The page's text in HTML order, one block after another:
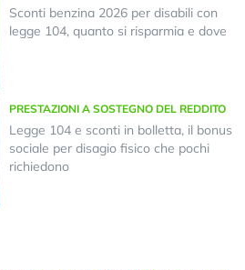
Sconti benzina 2026 per disabili con
legge 104, quanto si risparmia e dove
PRESTAZIONI A SOSTEGNO DEL REDDITO
Legge 104 e sconti in bolletta, il bonus
sociale per disagio fisico che pochi
richiedono